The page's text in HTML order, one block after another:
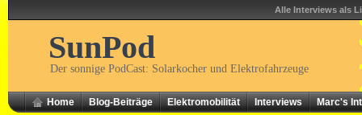
Alle Interviews als
SunPod
Der sonnige PodCast: Solarkocher und Elektrofahrzeuge
Home Blog-Beiträge Elektromobilität Interviews Marc's